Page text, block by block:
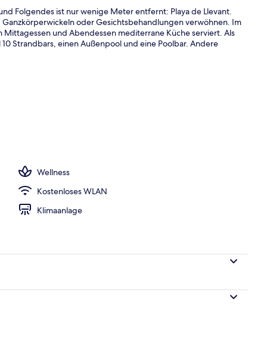
Folgendes ist nur wenige Meter entfernt: Playa de Llevant.
oder Gesichtsbehandlungen verwöhnen. Im
Mittagessen und Abendessen mediterrane Küche serviert. Als
Strandbars, einen Außenpool und eine Poolbar. Andere
Wellness
Kostenloses WLAN
Klimaanlage